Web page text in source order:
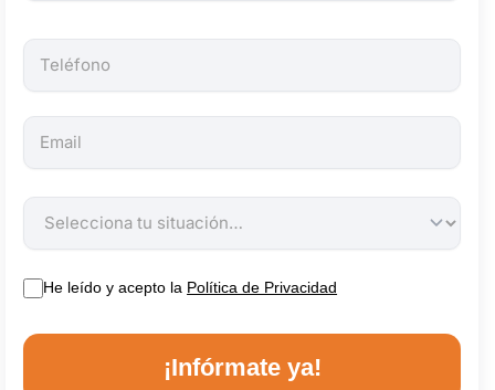
He leído y acepto la Política de Privacidad
¡Infórmate ya!